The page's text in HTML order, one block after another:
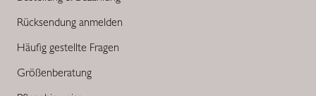
Rücksendung anmelden
Häufig gestellte Fragen
Größenberatung